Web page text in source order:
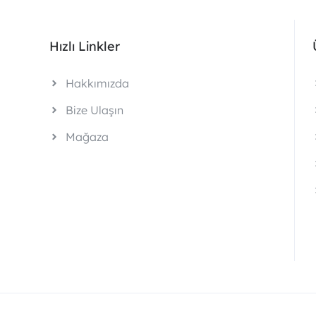
Hızlı Linkler
Hakkımızda
Bize Ulaşın
Mağaza